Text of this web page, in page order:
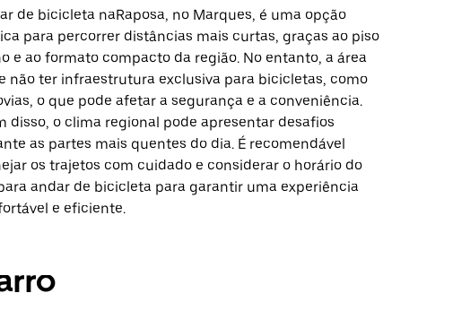
de bicicleta naRaposa, no Marques, é uma opção
para percorrer distâncias mais curtas, graças ao piso
e ao formato compacto da região. No entanto, a área
não ter infraestrutura exclusiva para bicicletas, como
o que pode afetar a segurança e a conveniência.
disso, o clima regional pode apresentar desafios
as partes mais quentes do dia. É recomendável
os trajetos com cuidado e considerar o horário do
andar de bicicleta para garantir uma experiência
e eficiente.